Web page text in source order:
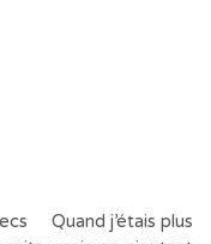
Quand j’étais plus